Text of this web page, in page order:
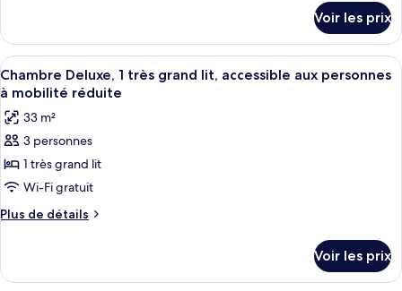
Chambre
Deluxe,
1
très
grand
lit
le
type
de
chambre
Deluxe,
grand
lit
Voir les prix
Afficher
toutes
les
photos
pour
ce
type
de
Deluxe,
Une chambre d’hôtel équipée d’un
2
Chambre Deluxe, 1 très grand lit, accessible aux personnes
à mobilité réduite
33 m²
3 personnes
1 très grand lit
Wi-Fi gratuit
Plus de détails
Plus
le
Voir les prix